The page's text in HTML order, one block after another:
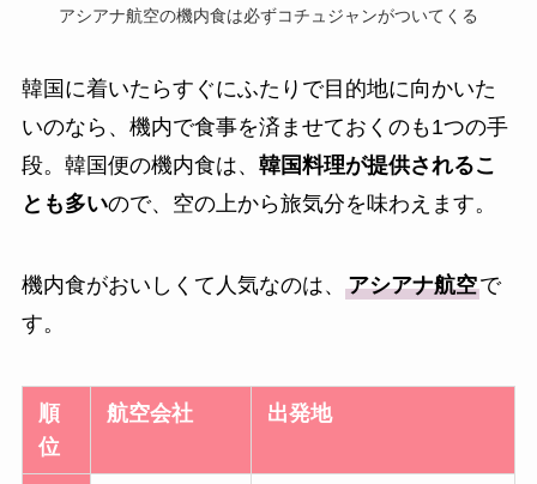
アシアナ航空の機内食は必ずコチュジャンがついてくる
韓国に着いたらすぐにふたりで目的地に向かいた
いのなら、機内で食事を済ませておくのも1つの手
段。韓国便の機内食は、 韓国料理が提供されるこ
とも多いので、空の上から旅気分を味わえます。
機内食がおいしくて人気なのは、 アシアナ航空で
す。
順
位
航空会社 出発地